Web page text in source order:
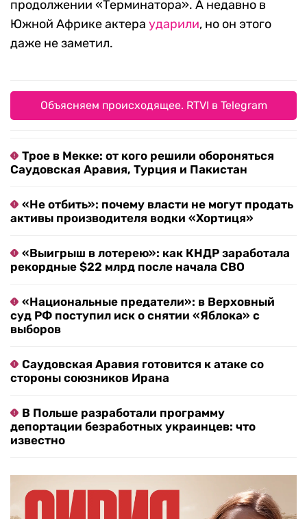
продолжении «Терминатора». А недавно в
Южной Африке актера ударили, но он этого
даже не заметил.
Объясняем происходящее. RTVI в Telegram
Трое в Мекке: от кого решили обороняться
Саудовская Аравия, Турция и Пакистан
«Не отбить»: почему власти не могут продать
активы производителя водки «Хортиця»
«Выигрыш в лотерею»: как КНДР заработала
рекордные $22 млрд после начала СВО
«Национальные предатели»: в Верховный
суд РФ поступил иск о снятии «Яблока» с
выборов
Саудовская Аравия готовится к атаке со
стороны союзников Ирана
В Польше разработали программу
депортации безработных украинцев: что
известно